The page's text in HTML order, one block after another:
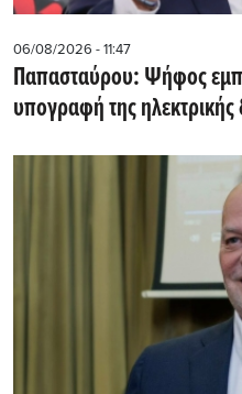
06/08/2026 - 11:47
Παπασταύρου: Ψήφος
υπογραφή της